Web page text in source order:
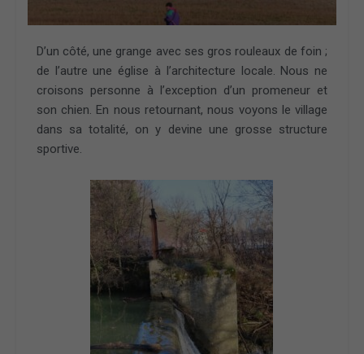
D’un côté, une grange avec ses gros rouleaux de foin ;
de l’autre une église à l’architecture locale. Nous ne
croisons personne à l’exception d’un promeneur et
son chien. En nous retournant, nous voyons le village
dans sa totalité, on y devine une grosse structure
sportive.